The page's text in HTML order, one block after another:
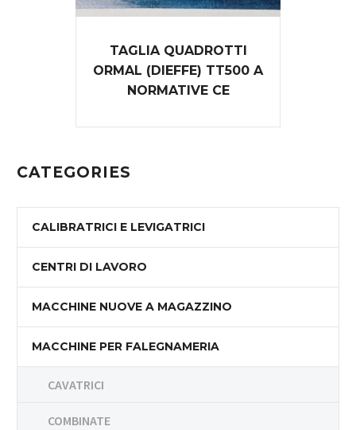
TAGLIA QUADROTTI
ORMAL (DIEFFE) TT500 A
NORMATIVE CE
CATEGORIES
CALIBRATRICI E LEVIGATRICI
CENTRI DI LAVORO
MACCHINE NUOVE A MAGAZZINO
MACCHINE PER FALEGNAMERIA
CAVATRICI
COMBINATE